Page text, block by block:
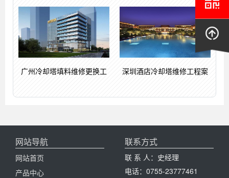
广州冷却塔填料维修更换工 深圳酒店冷却塔维修工程案
网站导航
网站首页
产品中心
联系方式
联 系 人：史经理
电话：0755-23777461